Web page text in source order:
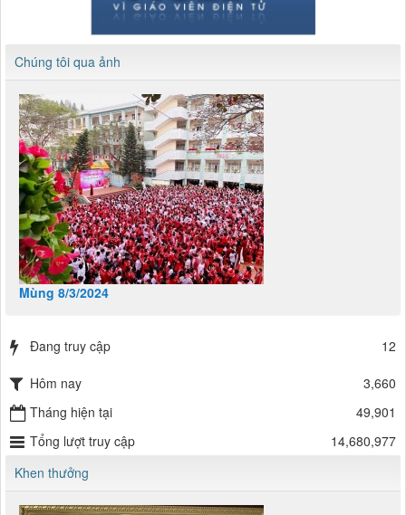
Chúng tôi qua ảnh
Mùng 8/3/2024
Đang truy cập 12
Hôm nay
3,660
Tháng hiện tại
49,901
Tổng lượt truy cập
14,680,977
Khen thưởng